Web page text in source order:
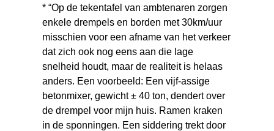
* “Op de tekentafel van ambtenaren zorgen
enkele drempels en borden met 30km/uur
misschien voor een afname van het verkeer
dat zich ook nog eens aan die lage
snelheid houdt, maar de realiteit is helaas
anders. Een voorbeeld: Een vijf-assige
betonmixer, gewicht ± 40 ton, dendert over
de drempel voor mijn huis. Ramen kraken
in de sponningen. Een siddering trekt door